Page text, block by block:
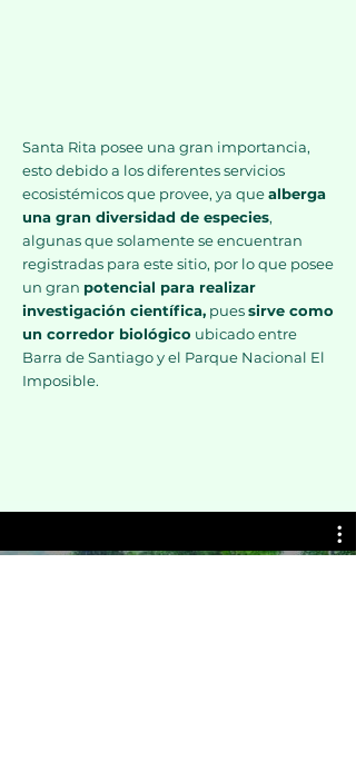
Santa Rita posee una gran importancia,
esto debido a los diferentes servicios
ecosistémicos que provee, ya quealberga
una gran diversidad de especies,
algunas que solamente se encuentran
registradas para este sitio, por lo que posee
un gran potencial para realizar
investigación científica, puessirve como
un corredor biológico ubicado entre
Barra de Santiago y el Parque Nacional El
Imposible.